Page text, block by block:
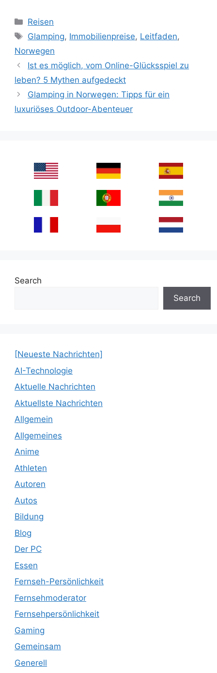
Categories
Reisen
Tags
Glamping, Immobilienpreise, Leitfaden,
Norwegen
Ist es möglich, vom Online-Glücksspiel zu
leben? 5 Mythen aufgedeckt
Glamping in Norwegen: Tipps für ein
luxuriöses Outdoor-Abenteuer
Search
Search
[Neueste Nachrichten]
AI-Technologie
Aktuelle Nachrichten
Aktuellste Nachrichten
Allgemein
Allgemeines
Anime
Athleten
Autoren
Autos
Bildung
Blog
Der PC
Essen
Fernseh-Persönlichkeit
Fernsehmoderator
Fernsehpersönlichkeit
Gaming
Gemeinsam
Generell